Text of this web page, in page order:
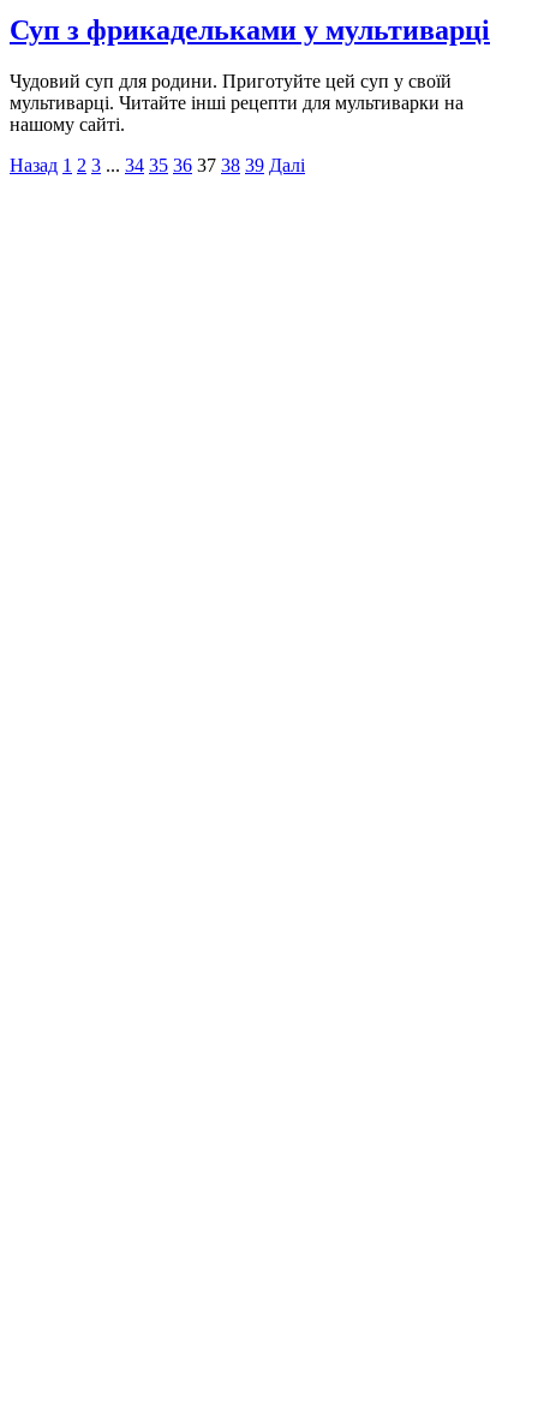
Суп з фрикадельками у мультиварці
Чудовий суп для родини. Приготуйте цей суп у своїй
мультиварці. Читайте інші рецепти для мультиварки на
нашому сайті.
Назад 1 2 3 ... 34 35 36 37 38 39 Далі